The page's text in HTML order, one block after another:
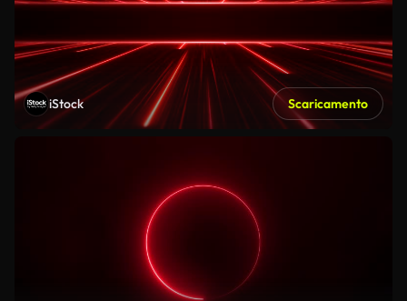
iStock Scaricamento